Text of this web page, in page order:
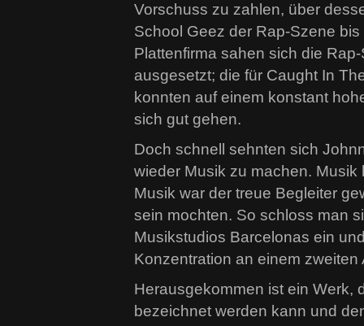
Vorschuss zu zahlen, über
School Geez der Rap-Szene
Plattenfirma sahen sich die
ausgesetzt; die für Caught In
konnten auf einem konstant
sich gut gehen.
Doch schnell sehnten sich
wieder Musik zu machen.
Musik war der treue Begleiter
sein mochten. So schloss man
Musikstudios Barcelonas ein
Konzentration an einem zweiten
Herausgekommen ist ein Werk,
bezeichnet werden kann und